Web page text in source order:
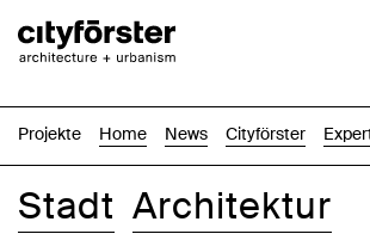
Projekte Home News Cityförster
Stadt Architektur